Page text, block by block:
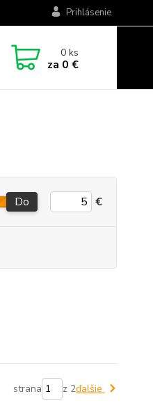
Prihlásenie
0ks
za 0 €
Do €
strana z 2ďalšie